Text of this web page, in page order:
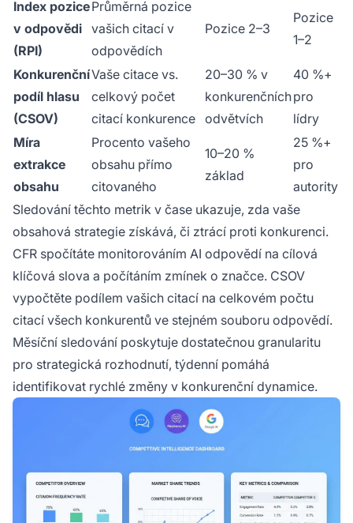
Index pozice
v odpovědi
(RPI)
Průměrná pozice
vašich citací v
odpovědích
Pozice 2–3
Pozice
1–2
Konkurenční
podíl hlasu
(CSOV)
Vaše citace vs.
celkový počet
citací konkurence
20–30 % v
konkurenčních
odvětvích
40 %+
pro
lídry
Míra
extrakce
obsahu
Procento vašeho
obsahu přímo
citovaného
10–20 %
základ
25 %+
pro
autority
Sledování těchto metrik v čase ukazuje, zda vaše
obsahová strategie získává, či ztrácí proti konkurenci.
CFR spočítáte monitorováním AI odpovědí na cílová
klíčová slova a počítáním zmínek o značce. CSOV
vypočtěte podílem vašich citací na celkovém počtu
citací všech konkurentů ve stejném souboru odpovědí.
Měsíční sledování poskytuje dostatečnou granularitu
pro strategická rozhodnutí, týdenní pomáhá
identifikovat rychlé změny v konkurenční dynamice.